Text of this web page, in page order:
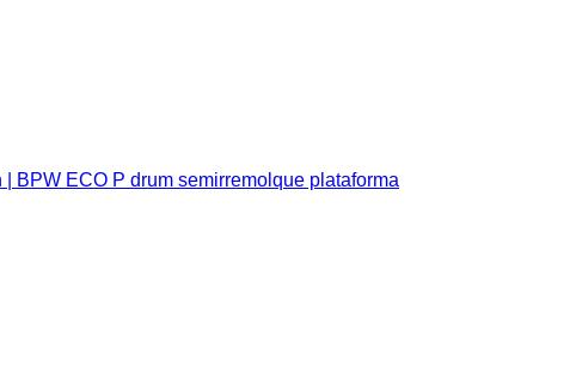
BPW ECO P drum semirremolque plataforma